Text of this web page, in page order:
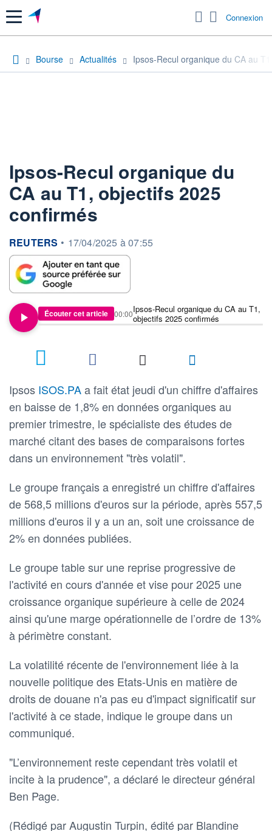
Menu Connexion
Bourse Actualités Ipsos-Recul organique du CA au
Ipsos-Recul organique du
CA au T1, objectifs 2025
confirmés
information fournie par
REUTERS • 17/04/2025 à 07:55
Écouter cet article
Ipsos-Recul organique du CA au T1,
objectifs 2025 confirmés
00:00
Ipsos ISOS.PAa fait état jeudi d'un chiffre d'affaires
en baisse de 1,8% en données organiques au
premier trimestre, le spécialiste des études de
marché citant des bases de comparaisons fortes
dans un environnement "très volatil".
Le groupe français a enregistré un chiffre d'affaires
de 568,5 millions d'euros sur la période, après 557,5
millions d'euros il y a un an, soit une croissance de
2% en données publiées.
Le groupe table sur une reprise progressive de
l'activité en cours d'année et vise pour 2025 une
croissance organique supérieure à celle de 2024
ainsi qu'une marge opérationnelle de l’ordre de 13%
à périmètre constant.
La volatilité récente de l'environnement liée à la
nouvelle politique des Etats-Unis en matière de
droits de douane n'a pas eu d'impact significatif sur
l'activité à ce stade, indique le groupe dans un
communiqué.
"L’environnement reste cependant très volatil et
incite à la prudence", a déclaré le directeur général
Ben Page.
(Rédigé par Augustin Turpin, édité par Blandine